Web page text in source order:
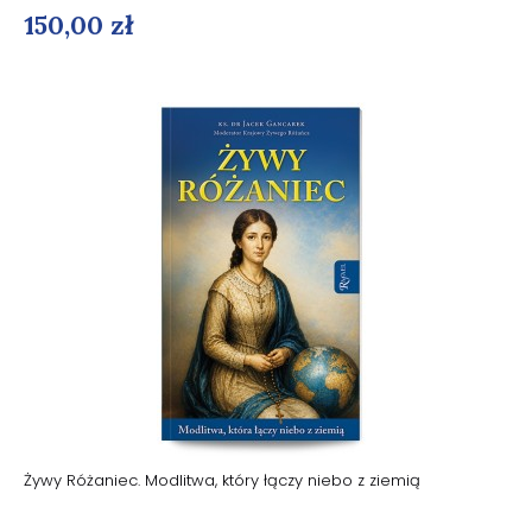
150,00 zł
Żywy Różaniec. Modlitwa, który łączy niebo z ziemią